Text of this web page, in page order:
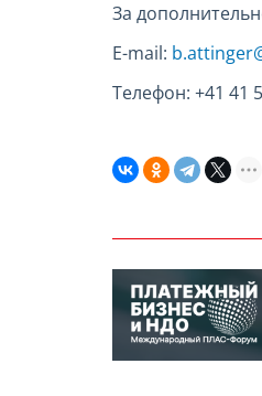
За
E-mail:
Телефон: +41 41